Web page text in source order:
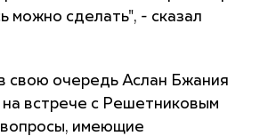
можно сделать", - сказал
свою очередь Аслан Бжания
встрече с Решетниковым
имеющие